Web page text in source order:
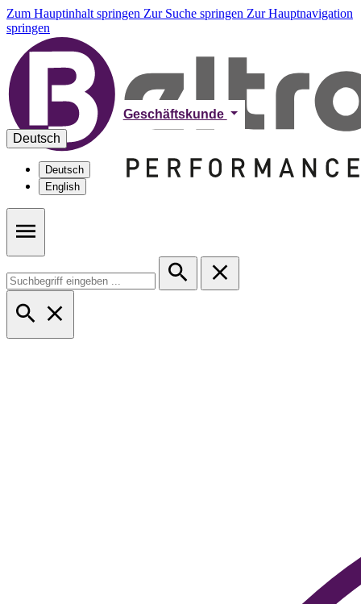
Zum Hauptinhalt springen Zur Suche springen Zur Hauptnavigation
springen
Geschäftskunde
Deutsch
Deutsch
English